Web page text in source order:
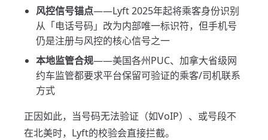
风控信号锚点——Lyft 2025年起将乘客身份识别
从「电话号码」改为内部唯一标识符，但手机号
仍是注册与风控的核心信号之一
本地监管合规——美国各州PUC、加拿大省级网
约车监管都要求平台保留可验证的乘客/司机联系
方式
正因如此，当号码无法验证（如VoIP）、或号段不
在北美时，Lyft的校验会直接拦截。